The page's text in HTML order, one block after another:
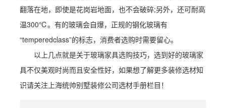
翻落在地，即使是花岗岩地面，也不会破碎;另外，还可耐高
温300℃。有的玻璃会自爆，正规的钢化玻璃有
“temperedclass”的标志，消费者选购时需要留心。
以上几点就是关于玻璃家具选购技巧，选到好的玻璃家
具不仅美观时尚而且安全性好，如果想了解更多装修选材知
识请关注上海统帅别墅装修公司选材手册栏目！